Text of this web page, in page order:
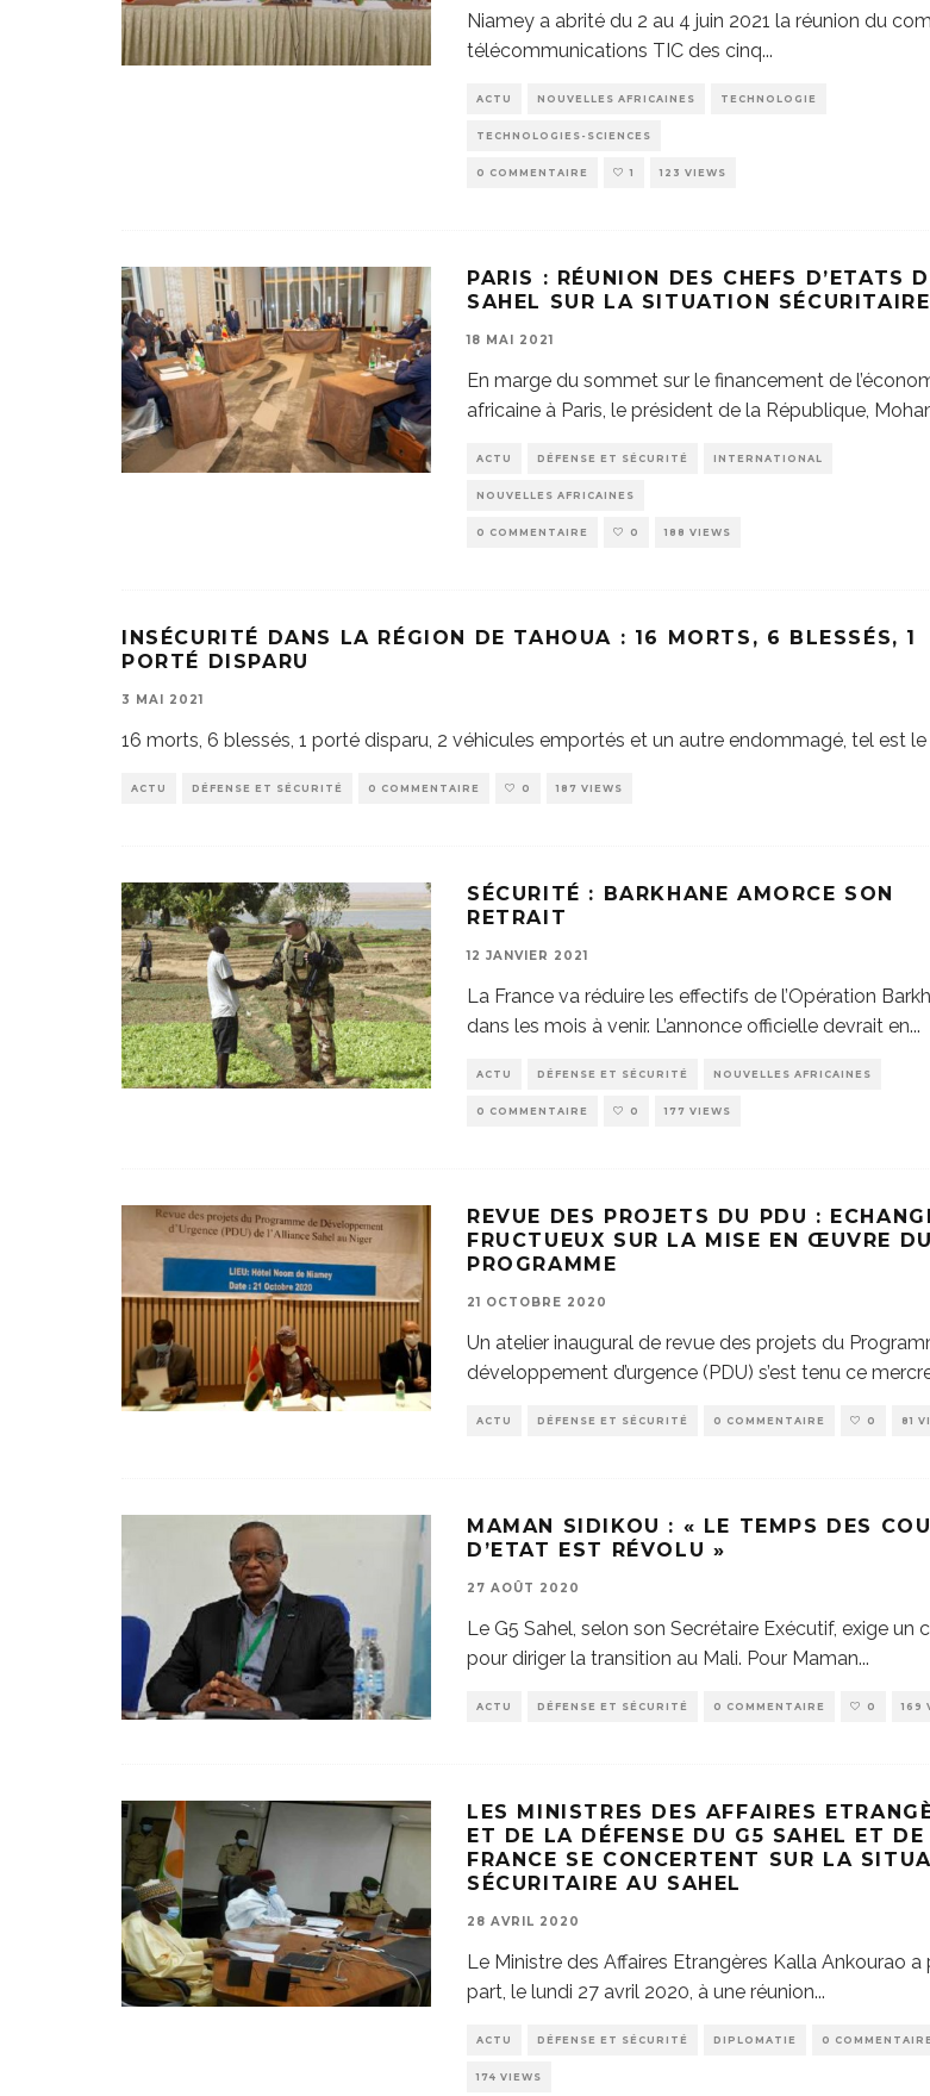
Niamey a abrité du 2 au 4 juin 2021 la réunion du
télécommunications TIC des cinq...
ACTU NOUVELLES AFRICAINES TECHNOLOGIE
TECHNOLOGIES-SCIENCES
0 COMMENTAIRE 1 123 VIEWS
PARIS : RÉUNION DES CHEFS D’ETATS
SAHEL SUR LA SITUATION SÉCURITAIRE
18 MAI 2021
En marge du sommet sur le financement de
africaine à Paris, le président de la République,
ACTU DÉFENSE ET SÉCURITÉ INTERNATIONAL
NOUVELLES AFRICAINES
0 COMMENTAIRE 0 188 VIEWS
INSÉCURITÉ DANS LA RÉGION DE TAHOUA : 16 MORTS, 6 BLESSÉS, 1
PORTÉ DISPARU
3 MAI 2021
16 morts, 6 blessés, 1 porté disparu, 2 véhicules emportés et un autre endommagé, tel est
ACTU DÉFENSE ET SÉCURITÉ 0 COMMENTAIRE 0 187 VIEWS
SÉCURITÉ : BARKHANE AMORCE SON
RETRAIT
12 JANVIER 2021
La France va réduire les effectifs de l’Opération
dans les mois à venir. L’annonce officielle devrait en...
ACTU DÉFENSE ET SÉCURITÉ NOUVELLES AFRICAINES
0 COMMENTAIRE 0 177 VIEWS
REVUE DES PROJETS DU PDU :
FRUCTUEUX SUR LA MISE EN ŒUVRE DU
PROGRAMME
21 OCTOBRE 2020
Un atelier inaugural de revue des projets du
développement d’urgence (PDU) s’est tenu ce
ACTU DÉFENSE ET SÉCURITÉ 0 COMMENTAIRE 0 81
MAMAN SIDIKOU : « LE TEMPS DES
D’ETAT EST RÉVOLU »
27 AOÛT 2020
Le G5 Sahel, selon son Secrétaire Exécutif, exige un
pour diriger la transition au Mali. Pour Maman...
ACTU DÉFENSE ET SÉCURITÉ 0 COMMENTAIRE 0 169
LES MINISTRES DES AFFAIRES
ET DE LA DÉFENSE DU G5 SAHEL ET DE
FRANCE SE CONCERTENT SUR LA
SÉCURITAIRE AU SAHEL
28 AVRIL 2020
Le Ministre des Affaires Etrangères Kalla Ankourao a
part, le lundi 27 avril 2020, à une réunion...
ACTU DÉFENSE ET SÉCURITÉ DIPLOMATIE 0
174 VIEWS